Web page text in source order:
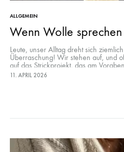
ALLGEMEIN
Wenn Wolle
Leute, unser Alltag dreht sich
Überraschung! Wir stehen auf, und
auf das Strickprojekt, das am
11. APRIL 2026